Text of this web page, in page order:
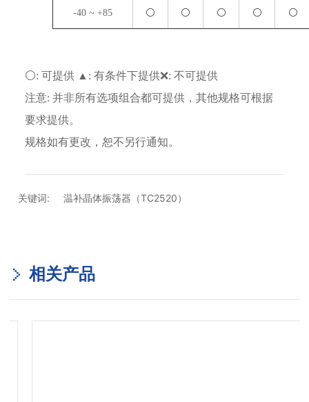
-40 ~ +85 ⚪ ⚪ ⚪ ⚪ ⚪
⚪: 可提供 ▲: 有条件下提供❌: 不可提供
注意: 并非所有选项组合都可提供，其他规格可根据
要求提供。
规格如有更改，恕不另行通知。
关键词: 温补晶体振荡器（TC2520）
相关产品